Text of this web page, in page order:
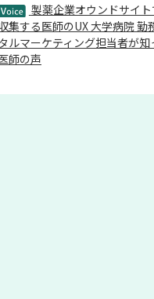
製薬企業オウンドサイ
集する医師のUX 大学病院
ルマーケティング担当者が知
師の声